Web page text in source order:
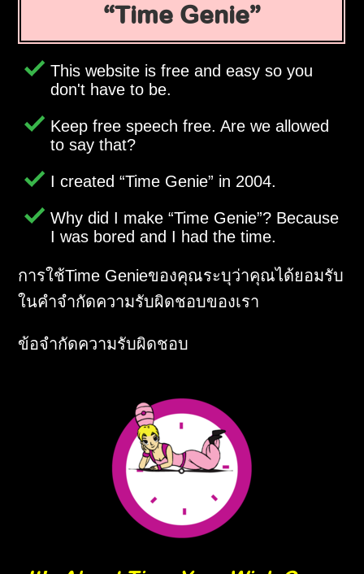
Time Genie
This website is free and easy so you
don't have to be.
Keep free speech free. Are we allowed
to say that?
I created Time Genie in 2004.
Why did I make Time Genie ? Because
I was bored and I had the time.
การใช้Time Genieของคุณระบุว่าคุณได้ยอมรับ
ในคำจำกัดความรับผิดชอบของเรา
ข้อจำกัดความรับผิดชอบ